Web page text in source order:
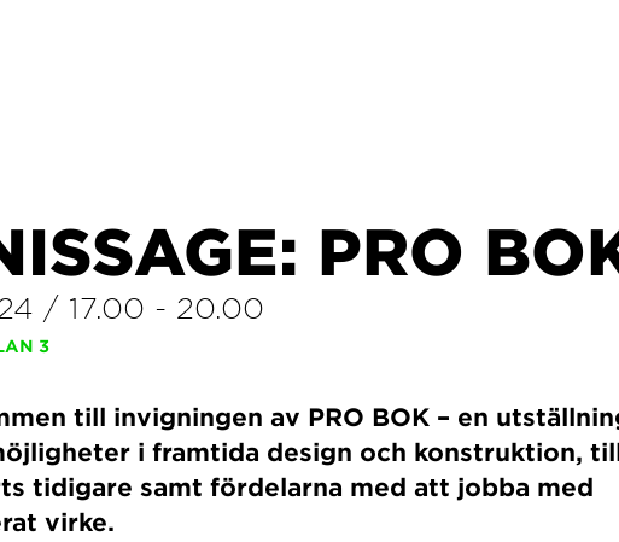
PRO
/ 17.00 - 20.00
3
till invigningen av PRO BOK – en
i framtida design och konstruktion,
tidigare samt fördelarna med att jobba med
virke.